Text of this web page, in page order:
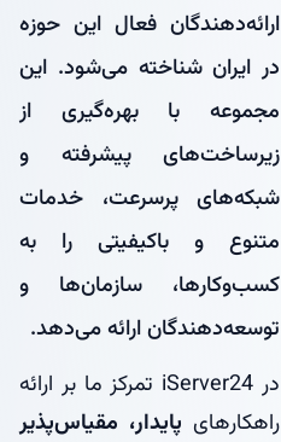
ارائه‌دهندگان فعال این حوزه
در ایران شناخته می‌شود. این
مجموعه با بهره‌گیری از
زیرساخت‌های پیشرفته و
شبکه‌های پرسرعت، خدمات
متنوع و باکیفیتی را به
کسب‌وکارها، سازمان‌ها و
توسعه‌دهندگان ارائه می‌دهد.
در iServer24 تمرکز ما بر ارائه
راهکارهای پایدار، مقیاس‌پذیر